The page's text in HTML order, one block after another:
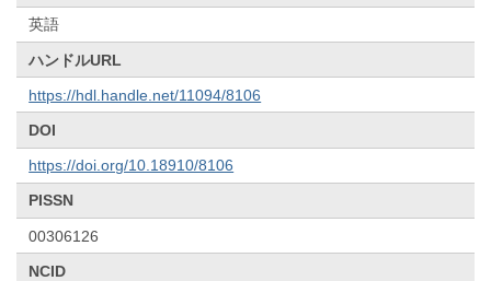
英語
ハンドルURL
https://hdl.handle.net/11094/8106
DOI
https://doi.org/10.18910/8106
PISSN
00306126
NCID